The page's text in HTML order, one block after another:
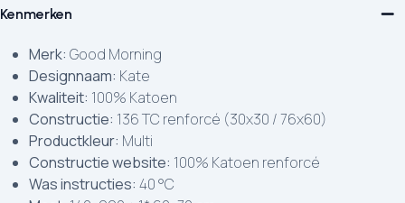
Kenmerken
Merk: Good Morning
Designnaam: Kate
Kwaliteit: 100% Katoen
Constructie: 136 TC renforcé (30x30 / 76x60)
Productkleur: Multi
Constructie website: 100% Katoen renforcé
Was instructies: 40 °C